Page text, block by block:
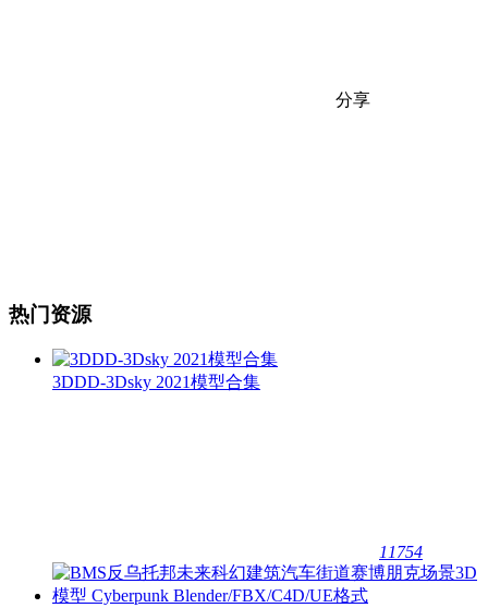
分享
热门资源
3DDD-3Dsky 2021模型合集
11754